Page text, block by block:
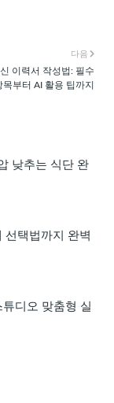
다음
이력서 작성법: 필수
목부터 AI 활용 팁까지
낮추는 식단 완
선택법까지 완벽
디오 맞춤형 실